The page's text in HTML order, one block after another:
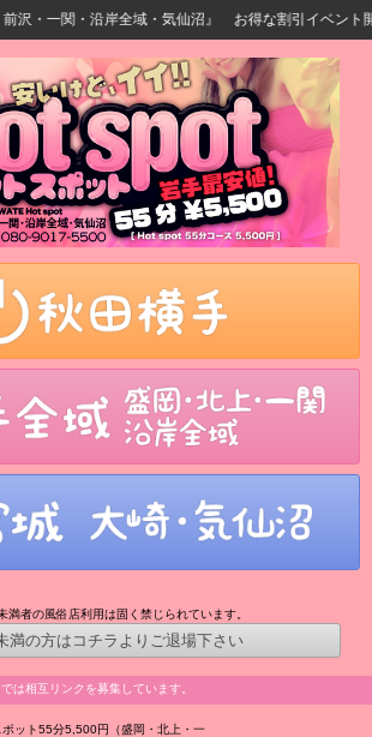
・一関・沿岸全域・気仙沼』 お得な割引イベント
満者の風俗店利用は固く禁じられています。
満の方はコチラよりご退場下さい
は相互リンクを募集しています。
ット55分5,500円（盛岡・北上・一